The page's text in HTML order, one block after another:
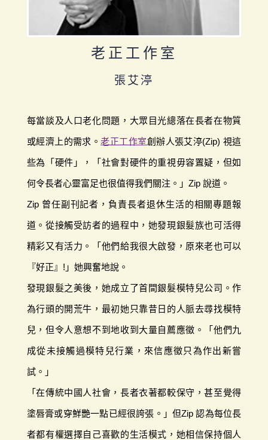
老正工作室
張艾渟
每當談及人口老化問題，大眾目光總落在長者在物質
或經濟上的需求。老正工作室創辦人張艾渟(Zip) 視這
些為「硬件」，「社會對硬件的重視毋容置疑，但如
何令長者心靈富足也很值得我們關注。」Zip 說道。
Zip 曾任副刊記者，負責長者退休生活的相關專題報
道。從接觸受訪者的過程中，她發現銀髮族也可活得
精彩又有活力。「他們給我很大啟發，原來老也可以
『好正』!」她興奮地說。
發現銀髮之美後，她成立了首間銀髮模特兒公司。作
為行頭的開荒牛，最初她只靠昔日的人脈去尋找模特
兒，但令人意想不到地收到大量自薦應徵。「他們九
成從未接觸過模特兒行業，來信應徵只為作出新嘗
試。」
「在傳統中國人社會，長者衣著都較保守，甚至覺得
塗唇膏或穿鮮艷一點已經很誇張。」但Zip 認為每位長
者都有權選擇自己喜歡的生活模式，她相信保持個人